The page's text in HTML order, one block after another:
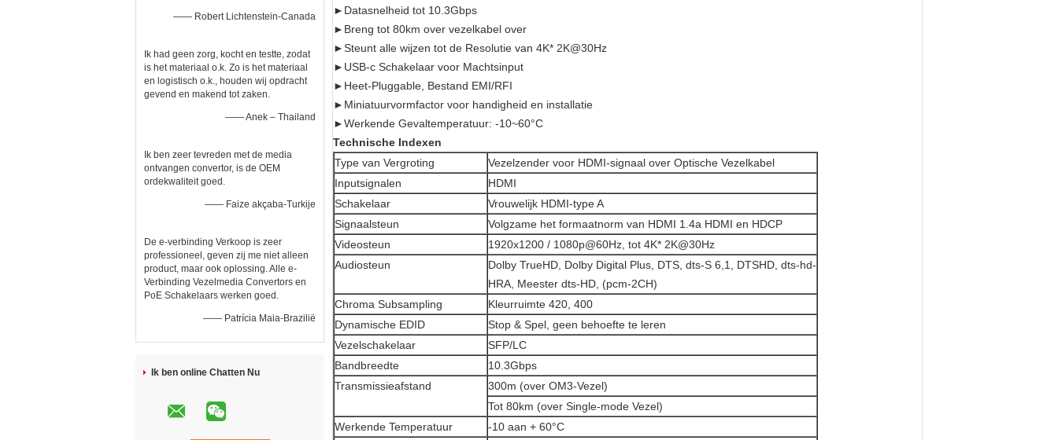
—— Robert Lichtenstein-Canada
Ik had geen zorg, kocht en testte, zodat
is het materiaal o.k. Zo is het materiaal
en logistisch o.k., houden wij opdracht
gevend en makend tot zaken.
—— Anek – Thailand
Ik ben zeer tevreden met de media
ontvangen convertor, is de OEM
ordekwaliteit goed.
—— Faize akçaba-Turkije
De e-verbinding Verkoop is zeer
professioneel, geven zij me niet alleen
product, maar ook oplossing. Alle e-
Verbinding Vezelmedia Convertors en
PoE Schakelaars werken goed.
—— Patrícia Maia-Brazilië
Ik ben online Chatten Nu
►Datasnelheid tot 10.3Gbps
►Breng tot 80km over vezelkabel over
►Steunt alle wijzen tot de Resolutie van 4K* 2K@30Hz
►USB-c Schakelaar voor Machtsinput
►Heet-Pluggable, Bestand EMI/RFI
►Miniatuurvormfactor voor handigheid en installatie
►Werkende Gevaltemperatuur: -10~60°C
Technische Indexen
Type van Vergroting
Vezelzender voor HDMI-signaal over Optische Vezelkabel
Inputsignalen
HDMI
Schakelaar
Vrouwelijk HDMI-type A
Signaalsteun
Volgzame het formaatnorm van HDMI 1.4a HDMI en HDCP
Videosteun
1920x1200 / 1080p@60Hz, tot 4K* 2K@30Hz
Audiosteun
Dolby TrueHD, Dolby Digital Plus, DTS, dts-S 6,1, DTSHD, dts-hd-
HRA, Meester dts-HD, (pcm-2CH)
Chroma Subsampling
Kleurruimte 420, 400
Dynamische EDID
Stop & Spel, geen behoefte te leren
Vezelschakelaar
SFP/LC
Bandbreedte
10.3Gbps
Transmissieafstand
300m (over OM3-Vezel)
Tot 80km (over Single-mode Vezel)
Werkende Temperatuur
-10 aan + 60°C